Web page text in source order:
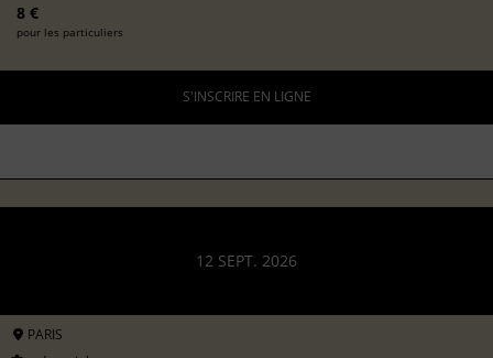
8 €
pour les particuliers
S'INSCRIRE EN LIGNE
12 SEPT. 2026
PARIS